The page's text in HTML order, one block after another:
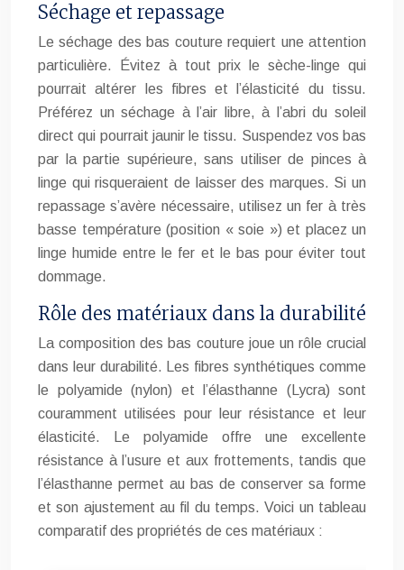
Séchage et repassage
Le séchage des bas couture requiert une attention
particulière. Évitez à tout prix le sèche-linge qui
pourrait altérer les fibres et l’élasticité du tissu.
Préférez un séchage à l’air libre, à l’abri du soleil
direct qui pourrait jaunir le tissu. Suspendez vos bas
par la partie supérieure, sans utiliser de pinces à
linge qui risqueraient de laisser des marques. Si un
repassage s’avère nécessaire, utilisez un fer à très
basse température (position « soie ») et placez un
linge humide entre le fer et le bas pour éviter tout
dommage.
Rôle des matériaux dans la durabilité
La composition des bas couture joue un rôle crucial
dans leur durabilité. Les fibres synthétiques comme
le polyamide (nylon) et l’élasthanne (Lycra) sont
couramment utilisées pour leur résistance et leur
élasticité. Le polyamide offre une excellente
résistance à l’usure et aux frottements, tandis que
l’élasthanne permet au bas de conserver sa forme
et son ajustement au fil du temps. Voici un tableau
comparatif des propriétés de ces matériaux :